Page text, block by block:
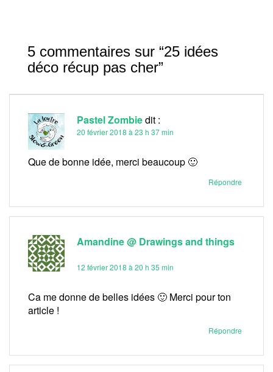
5 commentaires sur “25 idées
déco récup pas cher”
Pastel Zombiedit :
20 février 2018 à 23 h 37 min
Que de bonne idée, merci beaucoup 🙂
Répondre
Amandine @ Drawings and things
dit :
12 février 2018 à 20 h 35 min
Ca me donne de belles idées 🙂 Merci pour ton
article !
Répondre